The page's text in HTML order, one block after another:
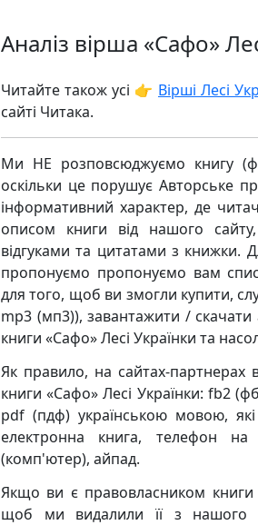
Аналіз вірша «Сафо»
Читайте також усі 👉 Вірші Лесі
сайті Читака.
Ми НЕ розповсюджуємо книгу
оскільки це порушує Авторське
інформативний характер, де
описом книги від нашого
відгуками та цитатами з
пропонуємо пропонуємо вам
для того, щоб ви змогли купити,
mp3 (мп3)), завантажити /
книги «Сафо» Лесі Українки та
Як правило, на сайтах-
книги «Сафо» Лесі Українки: fb2
pdf (пдф) українською мовою, які
електронна книга, телефон
(комп'ютер), айпад.
Якщо ви є правовласником книги
щоб ми видалили її з нашого